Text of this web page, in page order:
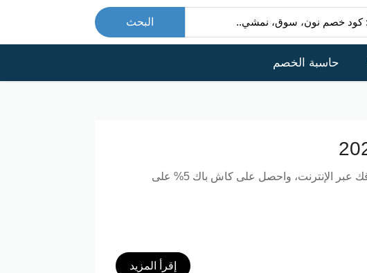
البحث
حاسبة الخصم
إقرأ المزيد
لتوفير المال أثناء تسوقك عبر الإنترنت، واحصل على كاش باك 5% على